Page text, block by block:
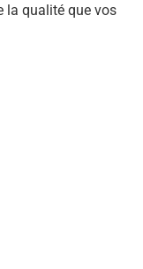
la qualité que vos